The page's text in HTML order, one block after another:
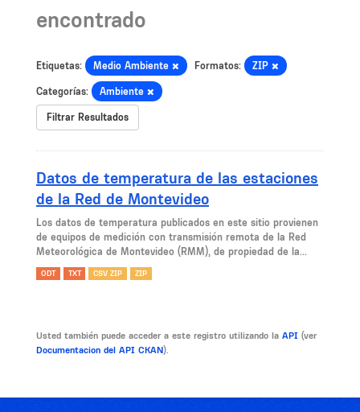
encontrado
Etiquetas: Medio Ambiente Formatos: ZIP
Categorías: Ambiente
Filtrar Resultados
Datos de temperatura de las estaciones
de la Red de Montevideo
Los datos de temperatura publicados en este sitio provienen
de equipos de medición con transmisión remota de la Red
Meteorológica de Montevideo (RMM), de propiedad de la...
ODT TXT CSV ZIP ZIP
Usted también puede acceder a este registro utilizando la API (ver
Documentacion del API CKAN).